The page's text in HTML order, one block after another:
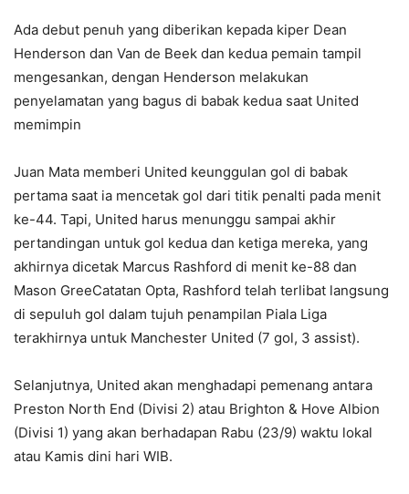
Ada debut penuh yang diberikan kepada kiper Dean
Henderson dan Van de Beek dan kedua pemain tampil
mengesankan, dengan Henderson melakukan
penyelamatan yang bagus di babak kedua saat United
memimpin
Juan Mata memberi United keunggulan gol di babak
pertama saat ia mencetak gol dari titik penalti pada menit
ke-44. Tapi, United harus menunggu sampai akhir
pertandingan untuk gol kedua dan ketiga mereka, yang
akhirnya dicetak Marcus Rashford di menit ke-88 dan
Mason GreeCatatan Opta, Rashford telah terlibat langsung
di sepuluh gol dalam tujuh penampilan Piala Liga
terakhirnya untuk Manchester United (7 gol, 3 assist).
Selanjutnya, United akan menghadapi pemenang antara
Preston North End (Divisi 2) atau Brighton & Hove Albion
(Divisi 1) yang akan berhadapan Rabu (23/9) waktu lokal
atau Kamis dini hari WIB.